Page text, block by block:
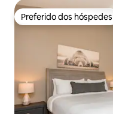
Preferido dos hóspedes
Preferido dos hóspedes